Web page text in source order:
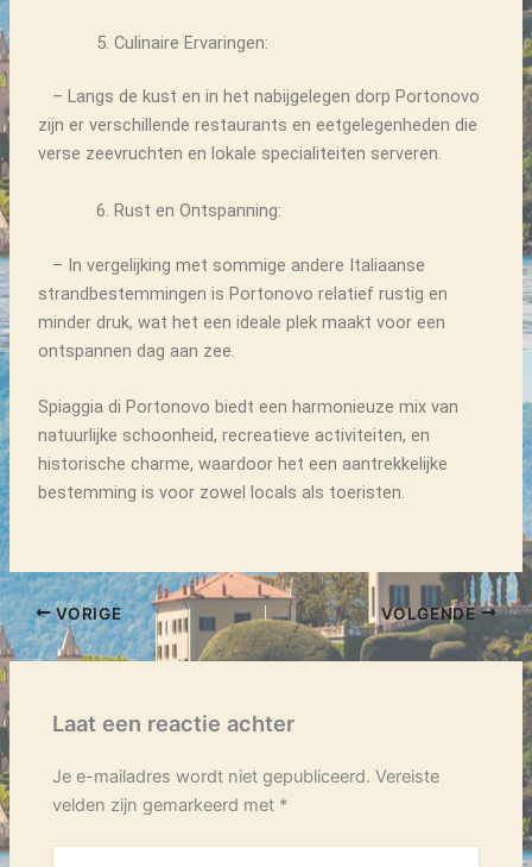
Culinaire Ervaringen:
– Langs de kust en in het nabijgelegen dorp Portonovo
zijn er verschillende restaurants en eetgelegenheden die
verse zeevruchten en lokale specialiteiten serveren.
Rust en Ontspanning:
– In vergelijking met sommige andere Italiaanse
strandbestemmingen is Portonovo relatief rustig en
minder druk, wat het een ideale plek maakt voor een
ontspannen dag aan zee.
Spiaggia di Portonovo biedt een harmonieuze mix van
natuurlijke schoonheid, recreatieve activiteiten, en
historische charme, waardoor het een aantrekkelijke
bestemming is voor zowel locals als toeristen.
VORIGE VOLGENDE
Laat een reactie achter
Je e-mailadres wordt niet gepubliceerd. Vereiste
velden zijn gemarkeerd met *